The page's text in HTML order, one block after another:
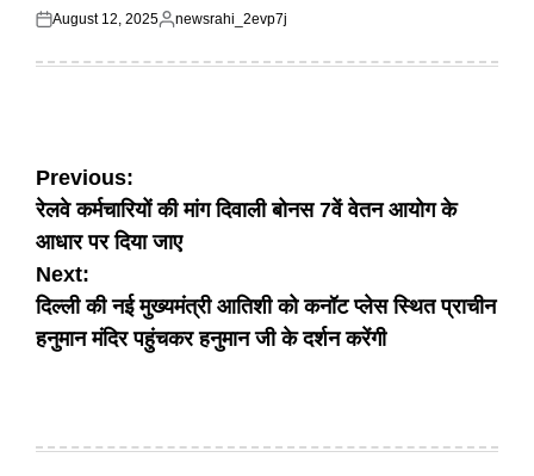
Posted
August 12, 2025
Posted
newsrahi_2evp7j
Post
navigation
Previous:
रेलवे कर्मचारियों की मांग दिवाली बोनस 7वें वेतन आयोग के
आधार पर दिया जाए
Next:
दिल्ली की नई मुख्यमंत्री आतिशी को कनॉट प्लेस स्थित प्राचीन
हनुमान मंदिर पहुंचकर हनुमान जी के दर्शन करेंगी